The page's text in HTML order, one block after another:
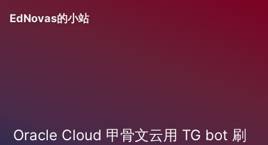
EdNovas的小站
Oracle Cloud 甲骨文云用 TG bot 刷